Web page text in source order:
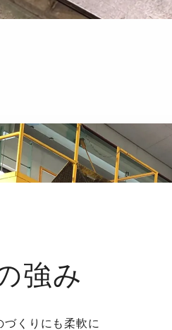
強み
づくりにも柔軟に